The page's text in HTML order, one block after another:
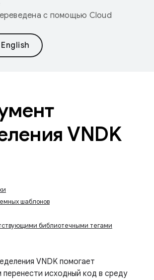
с помощью Cloud
VNDK
шаблонов
библиотечными тегами
VNDK помогает
перенести исходный код в среду